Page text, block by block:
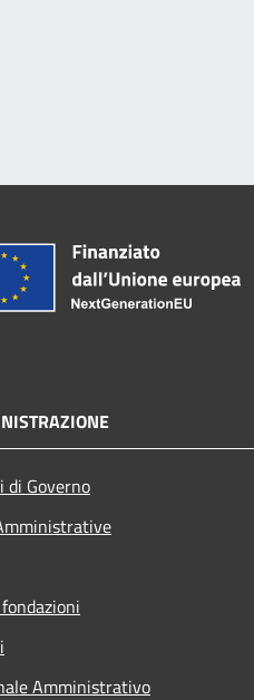
di Governo
Amministrativo